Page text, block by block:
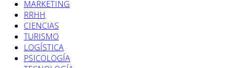
MARKETING
RRHH
CIENCIAS
TURISMO
LOGÍSTICA
PSICOLOGÍA